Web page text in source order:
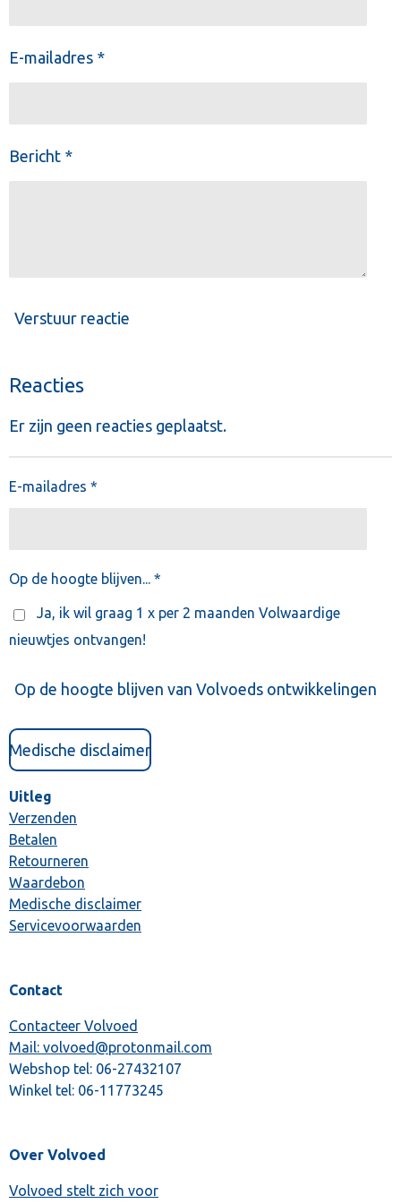
E-mailadres *
Bericht *
Verstuur reactie
Reacties
Er zijn geen reacties geplaatst.
E-mailadres *
Op de hoogte blijven... *
Ja, ik wil graag 1 x per 2 maanden Volwaardige
nieuwtjes ontvangen!
Op de hoogte blijven van Volvoeds ontwikkelingen
Medische disclaimer
Uitleg
Verzenden
Betalen
Retourneren
Waardebon
Medische disclaimer
Servicevoorwaarden
Contact
Contacteer Volvoed
Mail: volvoed@protonmail.com
Webshop tel: 06-27432107
Winkel tel: 06-11773245
Over Volvoed
Volvoed stelt zich voor